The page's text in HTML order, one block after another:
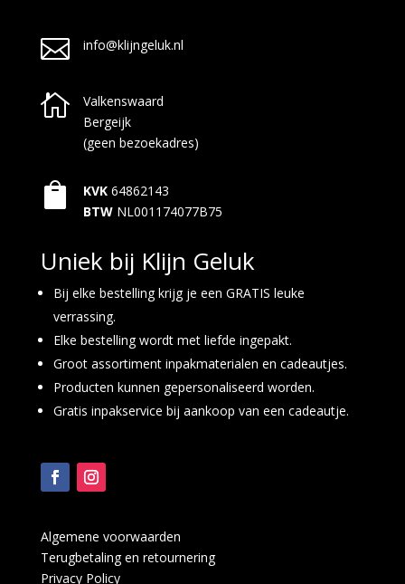
 info@klijngeluk.nl

Valkenswaard
Bergeijk
(geen bezoekadres)
 KVK 64862143
BTW NL001174077B75
Uniek bij Klijn Geluk
Bij elke bestelling krijg je een GRATIS leuke
verrassing.
Elke bestelling wordt met liefde ingepakt.
Groot assortiment inpakmaterialen en cadeautjes.
Producten kunnen gepersonaliseerd worden.
Gratis inpakservice bij aankoop van een cadeautje.
Algemene voorwaarden
Terugbetaling en retournering
Privacy Policy